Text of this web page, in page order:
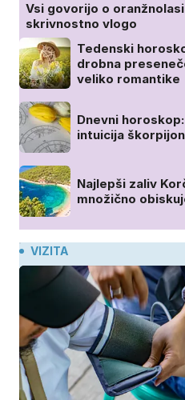
Vsi govorijo o
skrivnostno vlogo
Tedenski
drobna
veliko romantike
Dnevni
intuicija
Najlepši zaliv
množično
VIZITA